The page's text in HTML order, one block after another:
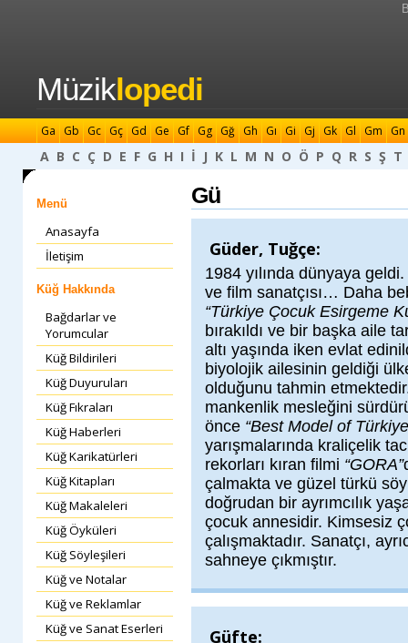
Müziklopedi
Ga Gb Gc Gç Gd Ge Gf Gg Gğ Gh Gı Gi Gj Gk Gl Gm Gn
A B C Ç D E F G H I İ J K L M N O Ö P Q R S Ş T
Menü
Anasayfa
İletişim
Küğ Hakkında
Bağdarlar ve
Yorumcular
Küğ Bildirileri
Küğ Duyuruları
Küğ Fıkraları
Küğ Haberleri
Küğ Karikatürleri
Küğ Kitapları
Küğ Makaleleri
Küğ Öyküleri
Küğ Söyleşileri
Küğ ve Notalar
Küğ ve Reklamlar
Küğ ve Sanat Eserleri
Gü
Güder, Tuğçe:
1984 yılında dünyaya
ve film sanatçısı… Daha
“Türkiye Çocuk Esirgeme
bırakıldı ve bir başka aile
altı yaşında iken evlat
biyolojik ailesinin geldiği
olduğunu tahmin
mankenlik mesleğini
önce “Best Model of
yarışmalarında kraliçelik
rekorları kıran filmi “GORA”
çalmakta ve güzel türkü
doğrudan bir ayrımcılık
çocuk annesidir. Kimsesiz
çalışmaktadır. Sanatçı,
sahneye çıkmıştır.
Güfte: